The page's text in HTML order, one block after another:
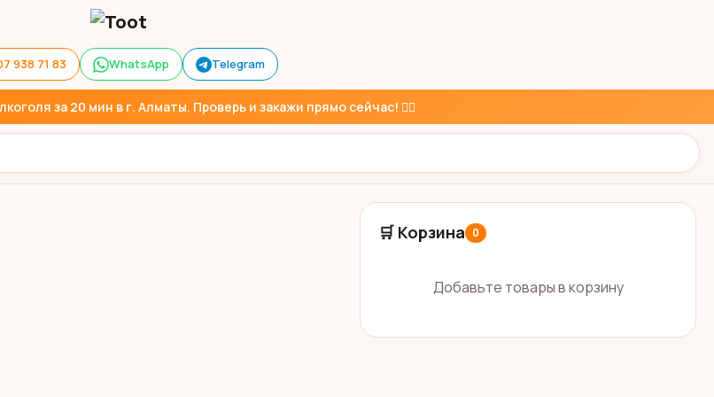
938 71 83 WhatsApp Telegram
за 20 мин в г. Алматы. Проверь и закажи прямо сейчас! 👇🏼
🛒 Корзина 0
Добавьте товары в корзину